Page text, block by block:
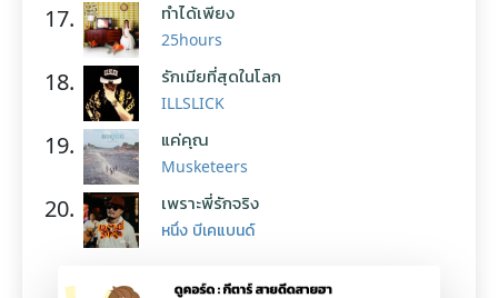
17. ทำได้เพียง
25hours
18. รักเมียที่สุดในโลก
ILLSLICK
19. แค่คุณ
Musketeers
20. เพราะพี่รักจริง
หนึ่ง บีเคแบนด์